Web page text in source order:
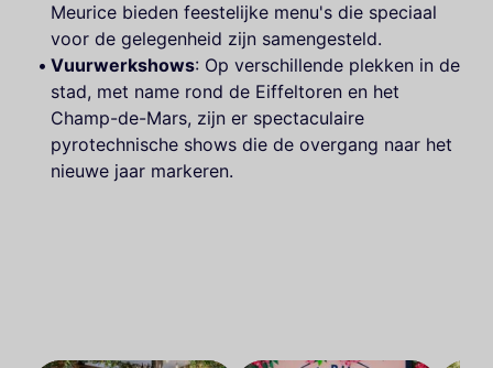
Meurice bieden feestelijke menu's die speciaal
voor de gelegenheid zijn samengesteld.
Vuurwerkshows: Op verschillende plekken in de
stad, met name rond de Eiffeltoren en het
Champ-de-Mars, zijn er spectaculaire
pyrotechnische shows die de overgang naar het
nieuwe jaar markeren.